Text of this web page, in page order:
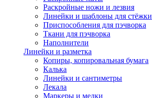
Раскройные ножи и лезвия
Линейки и шаблоны для стёжки
Приспособления для пэчворка
Ткани для пэчворка
Наполнители
Линейки и разметка
Копиры, копировальная бумага
Калька
Линейки и сантиметры
Лекала
Маркеры и мелки